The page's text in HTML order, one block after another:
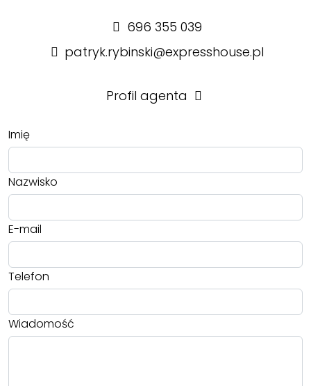
696 355 039
patryk.rybinski@expresshouse.pl
Profil agenta
Imię
Nazwisko
E-mail
Telefon
Wiadomość